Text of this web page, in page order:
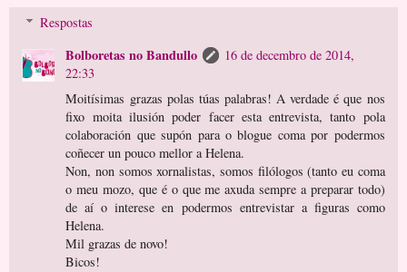
Respostas
Bolboretas no Bandullo
16 de decembro de 2014,
22:33
Moitísimas grazas polas túas palabras! A verdade é que nos
fixo moita ilusión poder facer esta entrevista, tanto pola
colaboración que supón para o blogue coma por podermos
coñecer un pouco mellor a Helena.
Non, non somos xornalistas, somos filólogos (tanto eu coma
o meu mozo, que é o que me axuda sempre a preparar todo)
de aí o interese en podermos entrevistar a figuras como
Helena.
Mil grazas de novo!
Bicos!